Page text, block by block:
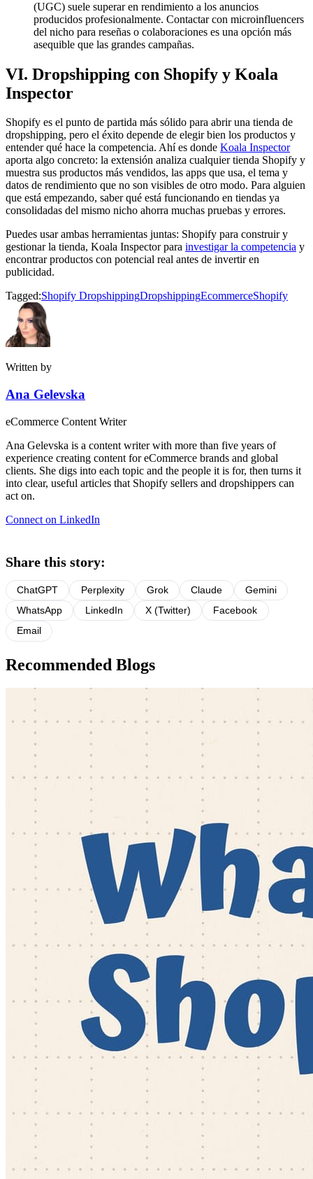
(UGC) suele superar en rendimiento a los anuncios
producidos profesionalmente. Contactar con microinfluencers
del nicho para reseñas o colaboraciones es una opción más
asequible que las grandes campañas.
VI. Dropshipping con Shopify y Koala
Inspector
Shopify es el punto de partida más sólido para abrir una tienda de
dropshipping, pero el éxito depende de elegir bien los productos y
entender qué hace la competencia. Ahí es donde Koala Inspector
aporta algo concreto: la extensión analiza cualquier tienda Shopify y
muestra sus productos más vendidos, las apps que usa, el tema y
datos de rendimiento que no son visibles de otro modo. Para alguien
que está empezando, saber qué está funcionando en tiendas ya
consolidadas del mismo nicho ahorra muchas pruebas y errores.
Puedes usar ambas herramientas juntas: Shopify para construir y
gestionar la tienda, Koala Inspector para investigar la competencia y
encontrar productos con potencial real antes de invertir en
publicidad.
Tagged:Shopify DropshippingDropshippingEcommerceShopify
Written by
Ana Gelevska
eCommerce Content Writer
Ana Gelevska is a content writer with more than five years of
experience creating content for eCommerce brands and global
clients. She digs into each topic and the people it is for, then turns it
into clear, useful articles that Shopify sellers and dropshippers can
act on.
Connect on LinkedIn
Share this story:
ChatGPT Perplexity Grok Claude
Gemini
WhatsApp
LinkedIn X (Twitter)
Facebook
Email
Recommended Blogs